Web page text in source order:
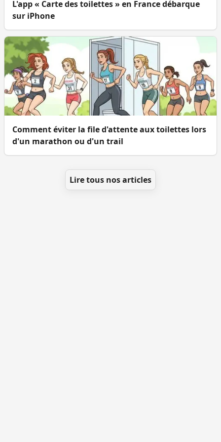
L'app « Carte des toilettes » en France débarque
sur iPhone
Comment éviter la file d'attente aux toilettes lors
d'un marathon ou d'un trail
Lire tous nos articles